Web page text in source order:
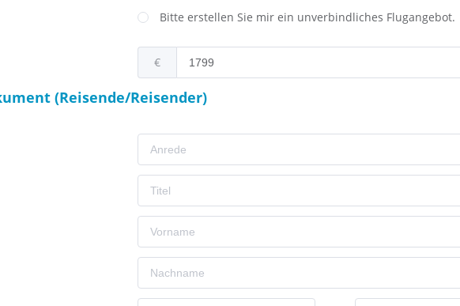
Bitte erstellen Sie mir ein unverbindliches Flugangebot.
€
(Reisende/Reisender)